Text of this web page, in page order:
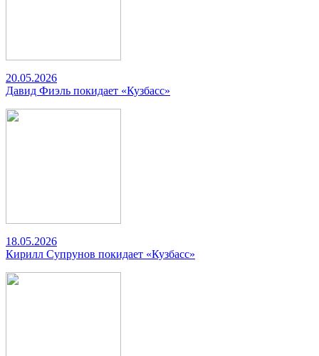
20.05.2026
Давид Фиэль покидает «Кузбасс»
18.05.2026
Кирилл Супрунов покидает «Кузбасс»